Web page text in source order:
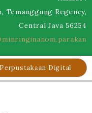
Temanggung Regency,
Central Java 56254
Perpustakaan Digital